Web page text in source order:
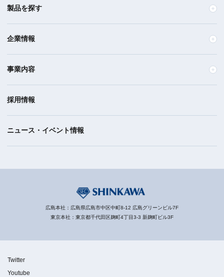
製品を探す
企業情報
事業内容
採用情報
ニュース・イベント情報
広島本社：広島県広島市中区中町8-12 広島グリーンビル7F
東京本社：東京都千代田区麹町4丁目3-3 新麹町ビル3F
Twitter
Youtube